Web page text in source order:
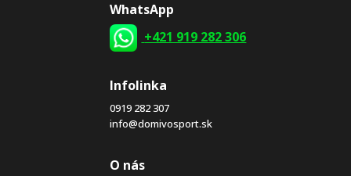
WhatsApp
+421 919 282 306
Infolinka
0919 282 307
info@domivosport.sk
O nás